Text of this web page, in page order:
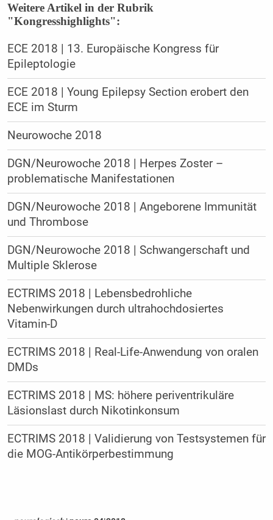
Weitere Artikel in der Rubrik
"Kongresshighlights":
ECE 2018 | 13. Europäische Kongress für
Epileptologie
ECE 2018 | Young Epilepsy Section erobert den
ECE im Sturm
Neurowoche 2018
DGN/Neurowoche 2018 | Herpes Zoster –
problematische Manifestationen
DGN/Neurowoche 2018 | Angeborene Immunität
und Thrombose
DGN/Neurowoche 2018 | Schwangerschaft und
Multiple Sklerose
ECTRIMS 2018 | Lebensbedrohliche
Nebenwirkungen durch ultrahochdosiertes
Vitamin-D
ECTRIMS 2018 | Real-Life-Anwendung von oralen
DMDs
ECTRIMS 2018 | MS: höhere periventrikuläre
Läsionslast durch Nikotinkonsum
ECTRIMS 2018 | Validierung von Testsystemen für
die MOG-Antikörperbestimmung